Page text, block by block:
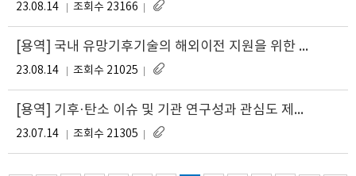
23.08.14 조회수 23166
[용역] 국내 유망기후기술의 해외이전 지원을 위한 기술정보 DB 구축 및 자문단 운영
23.08.14 조회수 21025
[용역] 기후·탄소 이슈 및 기관 연구성과 관심도 제고를 위한 영상 콘텐츠 제작
23.07.14 조회수 21305